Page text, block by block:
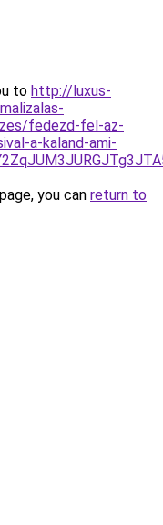
to http://luxus-
fedezd-fel-az-
a-kaland-ami-
you can return to